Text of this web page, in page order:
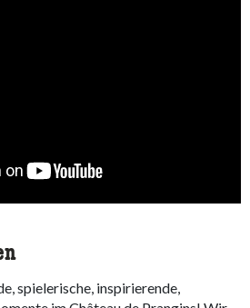
spielerische, inspirierende,